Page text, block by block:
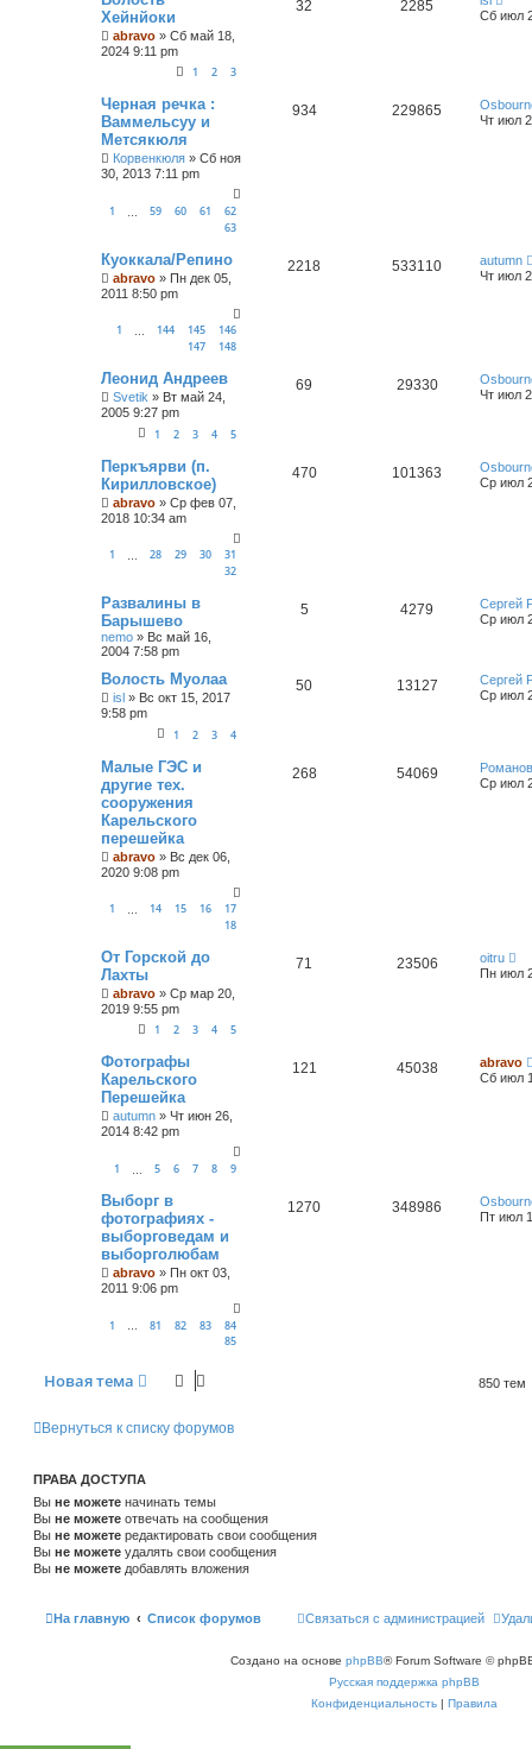
Хейнйоки
abravo » Сб май 18,
2024 9:11 pm
1 2 3
32 2285
Сб июл
Черная речка :
Ваммельсуу и
Метсякюля
Корвенкюля » Сб ноя
30, 2013 7:11 pm
1 59 60 61
62
63
934 229865
Чт июл
Куоккала/Репино
abravo » Пн дек 05,
2011 8:50 pm
1 144 145
146
147
148
2218 533110
autumn
Чт июл
Леонид Андреев
Svetik » Вт май 24,
2005 9:27 pm
1 2 3 4 5
69 29330
Чт июл
Перкъярви (п.
Кирилловское)
abravo » Ср фев 07,
2018 10:34 am
1 28 29 30
31
32
470 101363
Ср июл
Развалины в
Барышево
nemo » Вс май 16,
2004 7:58 pm
5 4279
Сергей
Ср июл
Волость Муолаа
isl » Вс окт 15, 2017
9:58 pm
1 2 3 4
50 13127
Сергей
Ср июл
Малые ГЭС и
другие тех.
сооружения
Карельского
перешейка
abravo » Вс дек 06,
2020 9:08 pm
1 14 15 16
17
18
268 54069
Ср июл
От Горской до
Лахты
abravo » Ср мар 20,
2019 9:55 pm
1 2 3 4 5
71 23506
oitru
Пн июл
Фотографы
Карельского
Перешейка
autumn » Чт июн 26,
2014 8:42 pm
1 5 6 7 8 9
121 45038
abravo
Сб июл
Выборг в
фотографиях -
выборговедам и
выборголюбам
abravo » Пн окт 03,
2011 9:06 pm
1 … 81 82 83
84
85
1270 348986
Пт июл
Новая тема 850 тем
Вернуться к списку форумов
ПРАВА ДОСТУПА
Вы не можете начинать темы
Вы не можете отвечать на сообщения
Вы не можете редактировать свои сообщения
Вы не можете удалять свои сообщения
Вы не можете добавлять вложения
На главную Список форумов Связаться с администрацией
Создано на основе phpBB® Forum Software ©
Русская поддержка phpBB
Конфиденциальность | Правила